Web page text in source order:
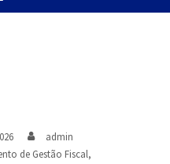
admin
de Gestão Fiscal,